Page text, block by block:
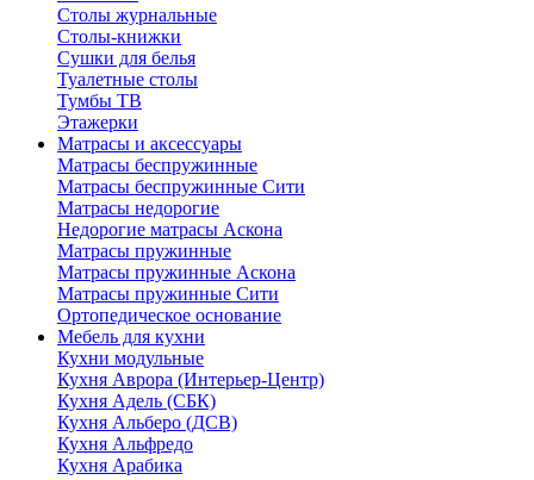
Столы журнальные
Столы-книжки
Сушки для белья
Туалетные столы
Тумбы ТВ
Этажерки
Матрасы и аксессуары
Матрасы беспружинные
Матрасы беспружинные Сити
Матрасы недорогие
Недорогие матрасы Аскона
Матрасы пружинные
Матрасы пружинные Аскона
Матрасы пружинные Сити
Ортопедическое основание
Мебель для кухни
Кухни модульные
Кухня Аврора (Интерьер-Центр)
Кухня Адель (СБК)
Кухня Альберо (ДСВ)
Кухня Альфредо
Кухня Арабика